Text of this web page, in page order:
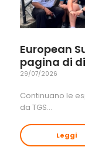
European
pagina di
29/07/2026
Continuano le
da TGS…
Leggi